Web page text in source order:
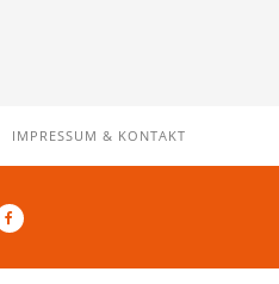
IMPRESSUM & KONTAKT